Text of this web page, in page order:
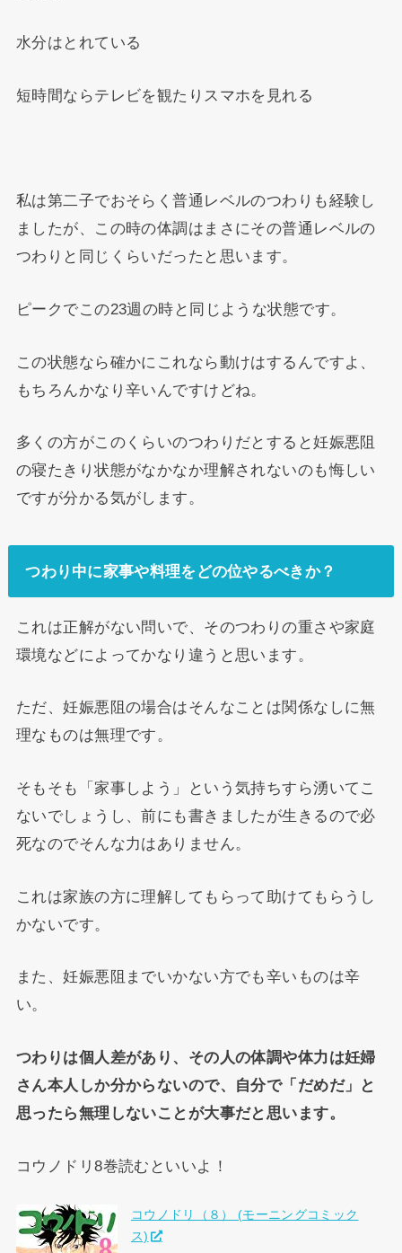
水分はとれている
短時間ならテレビを観たりスマホを見れる
私は第二子でおそらく普通レベルのつわりも経験し
ましたが、この時の体調はまさにその普通レベルの
つわりと同じくらいだったと思います。
ピークでこの23週の時と同じような状態です。
この状態なら確かにこれなら動けはするんですよ、
もちろんかなり辛いんですけどね。
多くの方がこのくらいのつわりだとすると妊娠悪阻
の寝たきり状態がなかなか理解されないのも悔しい
ですが分かる気がします。
つわり中に家事や料理をどの位やるべきか？
これは正解がない問いで、そのつわりの重さや家庭
環境などによってかなり違うと思います。
ただ、妊娠悪阻の場合はそんなことは関係なしに無
理なものは無理です。
そもそも「家事しよう」という気持ちすら湧いてこ
ないでしょうし、前にも書きましたが生きるので必
死なのでそんな力はありません。
これは家族の方に理解してもらって助けてもらうし
かないです。
また、妊娠悪阻までいかない方でも辛いものは辛
い。
つわりは個人差があり、その人の体調や体力は妊婦
さん本人しか分からないので、自分で「だめだ」と
思ったら無理しないことが大事だと思います。
コウノドリ8巻読むといいよ！
コウノドリ（８） (モーニングコミック
ス)